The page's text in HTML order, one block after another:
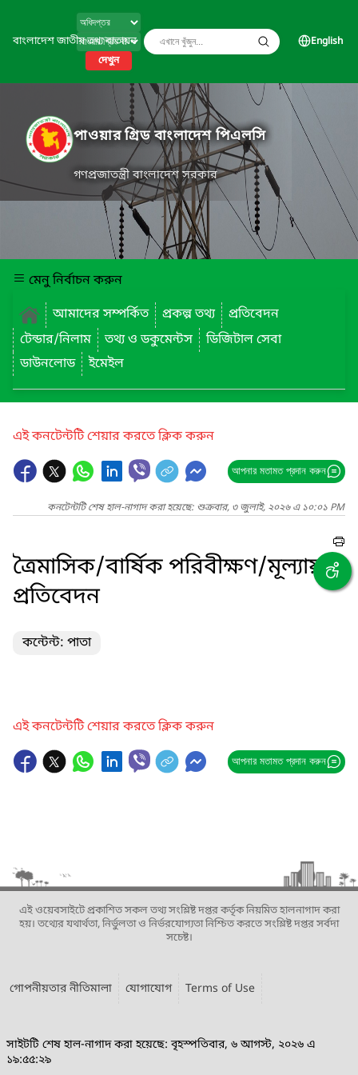
বাংলাদেশ জাতীয় তথ্য বাতায়ন
দেখুন
English
পাওয়ার গ্রিড বাংলাদেশ পিএলসি
গণপ্রজাতন্ত্রী বাংলাদেশ সরকার
মেনু নির্বাচন করুন
আমাদের সম্পর্কিত
প্রকল্প তথ্য
প্রতিবেদন
টেন্ডার/নিলাম
তথ্য ও ডকুমেন্টস
ডিজিটাল সেবা
ডাউনলোড
ইমেইল
এই কনটেন্টটি শেয়ার করতে ক্লিক করুন
আপনার মতামত প্রদান করুন
কনটেন্টটি শেষ হাল-নাগাদ করা হয়েছে: শুক্রবার, ৩ জুলাই, ২০২৬ এ ১০:০১ PM
ত্রৈমাসিক/বার্ষিক পরিবীক্ষণ/মূল্যায়ন
প্রতিবেদন
কন্টেন্ট: পাতা
এই কনটেন্টটি শেয়ার করতে ক্লিক করুন
আপনার মতামত প্রদান করুন
এই ওয়েবসাইটে প্রকাশিত সকল তথ্য সংশ্লিষ্ট দপ্তর কর্তৃক নিয়মিত হালনাগাদ করা
হয়। তথ্যের যথার্থতা, নির্ভুলতা ও নির্ভরযোগ্যতা নিশ্চিত করতে সংশ্লিষ্ট দপ্তর সর্বদা
সচেষ্ট।
গোপনীয়তার নীতিমালা যোগাযোগ Terms of Use
সাইটটি শেষ হাল-নাগাদ করা হয়েছে: বৃহস্পতিবার, ৬ আগস্ট, ২০২৬ এ
১৯:৫৫:২৯